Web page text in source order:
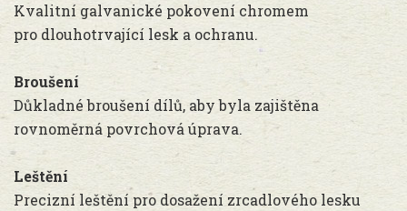
Kvalitní galvanické pokovení chromem
pro dlouhotrvající lesk a ochranu.
Broušení
Důkladné broušení dílů, aby byla zajištěna
rovnoměrná povrchová úprava.
Leštění
Precizní leštění pro dosažení zrcadlového lesku